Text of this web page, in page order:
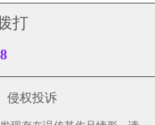
打
侵权投诉